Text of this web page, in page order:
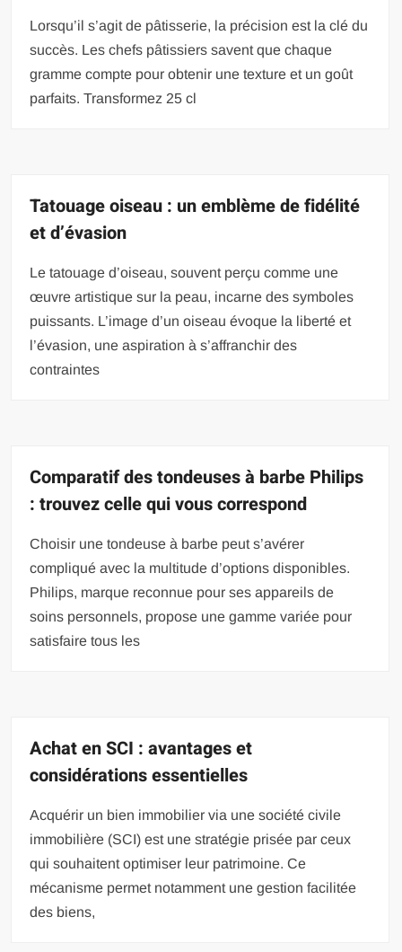
Lorsqu’il s’agit de pâtisserie, la précision est la clé du
succès. Les chefs pâtissiers savent que chaque
gramme compte pour obtenir une texture et un goût
parfaits. Transformez 25 cl
Tatouage oiseau : un emblème de fidélité
et d’évasion
Le tatouage d’oiseau, souvent perçu comme une
œuvre artistique sur la peau, incarne des symboles
puissants. L’image d’un oiseau évoque la liberté et
l’évasion, une aspiration à s’affranchir des
contraintes
Comparatif des tondeuses à barbe Philips
: trouvez celle qui vous correspond
Choisir une tondeuse à barbe peut s’avérer
compliqué avec la multitude d’options disponibles.
Philips, marque reconnue pour ses appareils de
soins personnels, propose une gamme variée pour
satisfaire tous les
Achat en SCI : avantages et
considérations essentielles
Acquérir un bien immobilier via une société civile
immobilière (SCI) est une stratégie prisée par ceux
qui souhaitent optimiser leur patrimoine. Ce
mécanisme permet notamment une gestion facilitée
des biens,